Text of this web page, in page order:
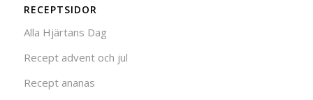
RECEPTSIDOR
Alla Hjärtans Dag
Recept advent och jul
Recept ananas